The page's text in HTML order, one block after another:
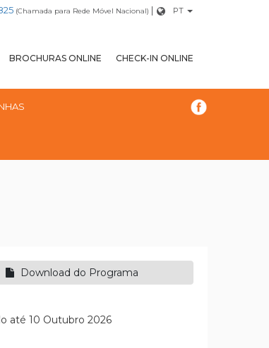
(Chamada para Rede Móvel Nacional) | PT
BROCHURAS ONLINE CHECK-IN ONLINE
Download do Programa
até 10 Outubro 2026